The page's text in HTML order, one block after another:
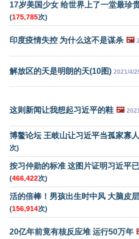
17岁美国少女 给世界上了一堂最珍
(175,785次)
印度疫情失控 为什么这不是谋杀 🖼️
解放区的天是明朗的天(10图) 2021/4/
这则新闻让我想起习近平的鞋 🖼️
博鳌论坛 王岐山让习近平当孤家寡人
次)
按习仲勋的标准 这图片证明习近平
(466,422次)
活的倍棒！男孩出生时中风 大脑皮
(156,914次)
20亿年前竟有核反应堆 运行50万年